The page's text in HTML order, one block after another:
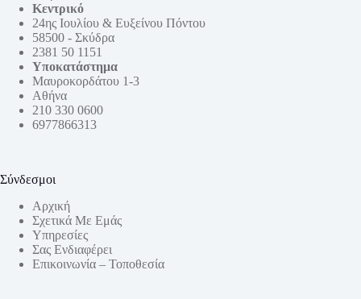
Κεντρικό
24ης Ιουλίου & Ευξείνου Πόντου
58500 - Σκύδρα
2381 50 1151
Υποκατάστημα
Μαυροκορδάτου 1-3
Αθήνα
210 330 0600
6977866313
Σύνδεσμοι
Αρχική
Σχετικά Με Εμάς
Υπηρεσίες
Σας Ενδιαφέρει
Επικοινωνία – Τοποθεσία